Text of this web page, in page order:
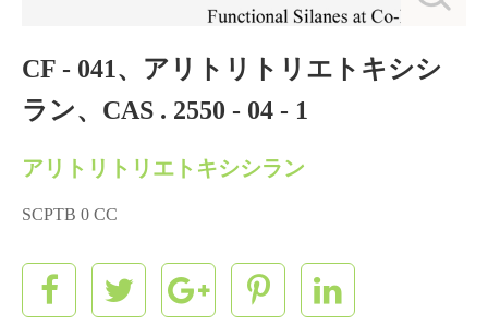
CF - 041、アリトリトリエトキシシ
ラン、CAS . 2550 - 04 - 1
アリトリトリエトキシシラン
SCPTB 0 CC